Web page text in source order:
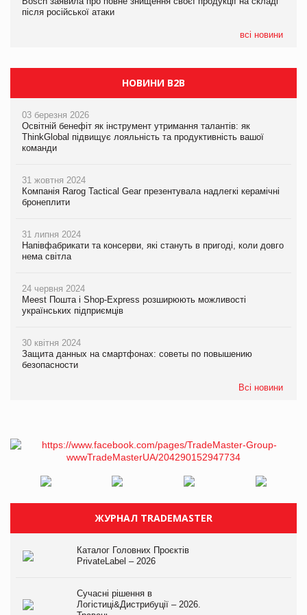
після російської атаки
всі новини
Сергій Лісунов про заморожені хлібобулочні вироби на
після російської атаки
НОВИНИ B2B
03 березня 2026
Освітній бенефіт як інструмент утримання талантів: як
ThinkGlobal підвищує лояльність та продуктивність вашої
команди
31 жовтня 2024
Компанія Rarog Tactical Gear презентувала надлегкі керамічні
бронеплити
31 липня 2024
Напівфабрикати та консерви, які стануть в пригоді, коли довго
нема світла
24 червня 2024
Meest Пошта і Shop-Express розширюють можливості
українських підприємців
30 квітня 2024
Защита данных на смартфонах: советы по повышению
безопасности
Всі новини
ЖУРНАЛ TRADEMASTER
Каталог Головних Проєктів
PrivateLabel – 2026
Сучасні рішення в
Логістиці&Дистрибуції – 2026.